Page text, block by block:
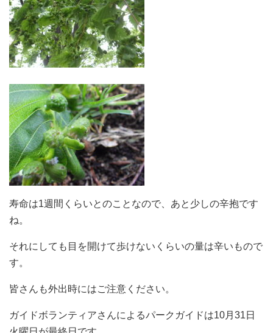
寿命は1週間くらいとのことなので、あと少しの辛抱です
ね。
それにしても目を開けて歩けないくらいの量は辛いもので
す。
皆さんも外出時にはご注意ください。
ガイドボランティアさんによるパークガイドは10月31日